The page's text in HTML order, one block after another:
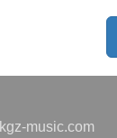
Самые
новинки,
большой
music.com